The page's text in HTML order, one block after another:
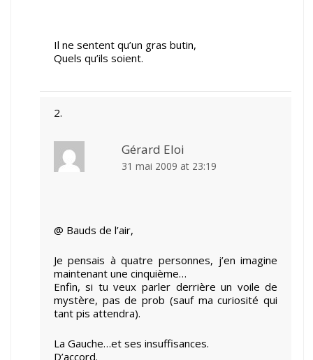
Il ne sentent qu’un gras butin,
Quels qu’ils soient.
Gérard Eloi
31 mai 2009 at 23:19
@ Bauds de l’air,
Je pensais à quatre personnes, j’en imagine
maintenant une cinquième…
Enfin, si tu veux parler derrière un voile de
mystère, pas de prob (sauf ma curiosité qui
tant pis attendra).
La Gauche…et ses insuffisances.
D’accord.